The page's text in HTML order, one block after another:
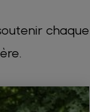
chaque